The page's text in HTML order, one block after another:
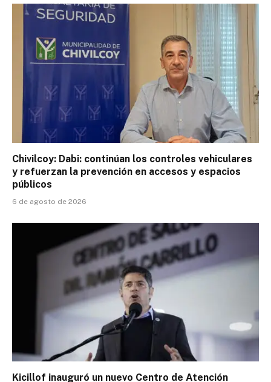
Chivilcoy: Dabi: continúan los controles vehiculares
y refuerzan la prevención en accesos y espacios
públicos
6 de agosto de 2026
Kicillof inauguró un nuevo Centro de Atención